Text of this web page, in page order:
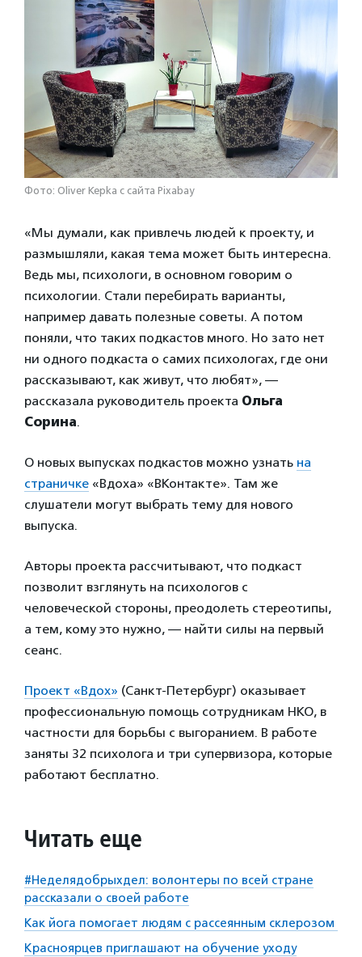
Фото: Oliver Kepka с сайта Pixabay
«Мы думали, как привлечь людей к проекту, и
размышляли, какая тема может быть интересна.
Ведь мы, психологи, в основном говорим о
психологии. Стали перебирать варианты,
например давать полезные советы. А потом
поняли, что таких подкастов много. Но зато нет
ни одного подкаста о самих психологах, где они
рассказывают, как живут, что любят», —
рассказала руководитель проекта Ольга
Сорина.
О новых выпусках подкастов можно узнать на
страничке «Вдоха» «ВКонтакте». Там же
слушатели могут выбрать тему для нового
выпуска.
Авторы проекта рассчитывают, что подкаст
позволит взглянуть на психологов с
человеческой стороны, преодолеть стереотипы,
а тем, кому это нужно, — найти силы на первый
сеанс.
Проект «Вдох» (Санкт-Петербург) оказывает
профессиональную помощь сотрудникам НКО, в
частности для борьбы с выгоранием. В работе
заняты 32 психолога и три супервизора, которые
работают бесплатно.
Читать еще
#Неделядобрыхдел: волонтеры по всей стране
рассказали о своей работе
Как йога помогает людям с рассеянным склерозом
Красноярцев приглашают на обучение уходу